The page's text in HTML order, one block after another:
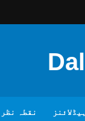
ہیڈلائنز نقطہ نظر